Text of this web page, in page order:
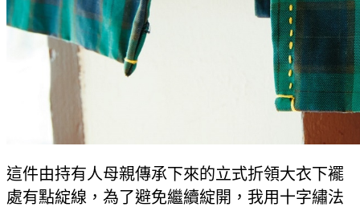
這件由持有人母親傳承下來的立式折領大衣下襬
處有點綻線，為了避免繼續綻開，我用十字繡法